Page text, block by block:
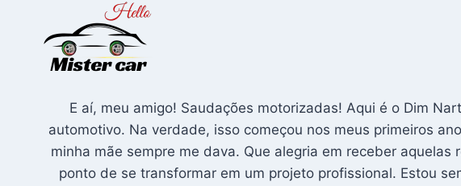
Conteúdo
E aí, meu amigo! Saudações motorizadas! Aqui é o Dim
automotivo. Na verdade, isso começou nos meus primeiros
minha mãe sempre me dava. Que alegria em receber
ponto de se transformar em um projeto profissional. Estou